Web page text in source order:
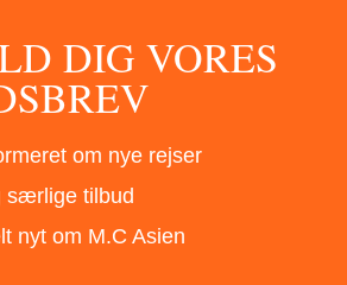
DIG VORES
om nye rejser
særlige tilbud
nyt om M.C Asien